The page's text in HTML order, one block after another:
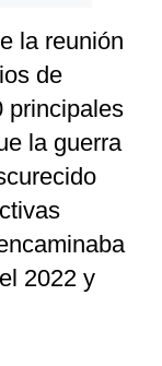
la reunión
de
principales
la guerra
2022 y